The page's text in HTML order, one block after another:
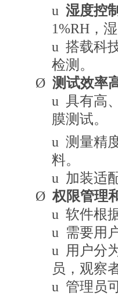
u 湿度控
1%RH，
u 搭载科
检测。
Ø 测试效率
u 具有高
膜测试。
u 测量精
料。
u 加装适
Ø权限管理
u 软件根
u 需要用
u
用户分
员，观察
u 管理员